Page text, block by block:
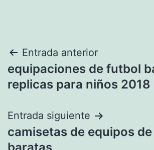
Navegación
de
Entrada anterior
equipaciones de futbol
replicas para niños 2018
Entrada siguiente
camisetas de equipos